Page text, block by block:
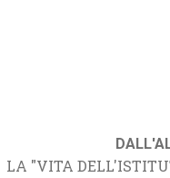
LA "VITA